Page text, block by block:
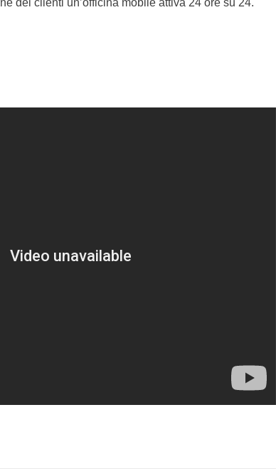
dei clienti un’officina mobile attiva 24 ore su 24.